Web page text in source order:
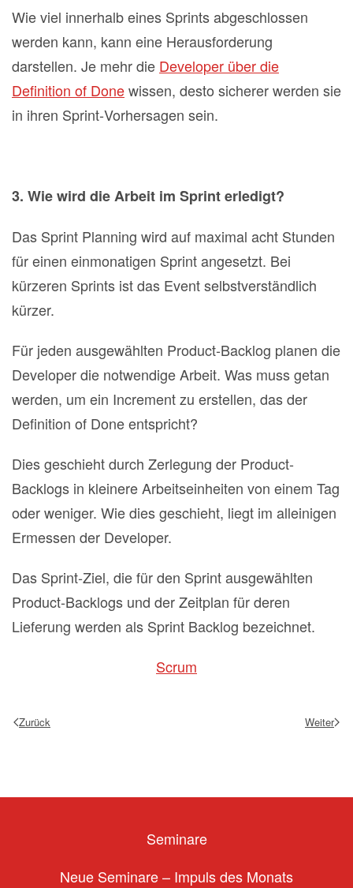
Wie viel innerhalb eines Sprints abgeschlossen
werden kann, kann eine Herausforderung
darstellen. Je mehr die Developer über die
Definition of Donewissen, desto sicherer werden sie
in ihren Sprint‐Vorhersagen sein.
3. Wie wird die Arbeit im Sprint erledigt?
Das Sprint Planning wird auf maximal acht Stunden
für einen einmonatigen Sprint angesetzt. Bei
kürzeren Sprints ist das Event selbstverständlich
kürzer.
Für jeden ausgewählten Product‐Backlog planen die
Developer die notwendige Arbeit. Was muss getan
werden, um ein Increment zu erstellen, das der
Definition of Done entspricht?
Dies geschieht durch Zerlegung der Product‐
Backlogs in kleinere Arbeitseinheiten von einem Tag
oder weniger. Wie dies geschieht, liegt im alleinigen
Ermessen der Developer.
Das Sprint‐Ziel, die für den Sprint ausgewählten
Product‐Backlogs und der Zeitplan für deren
Lieferung werden als Sprint Backlog bezeichnet.
Scrum
Zurück Weiter
Seminare
Neue Seminare – Impuls des Monats